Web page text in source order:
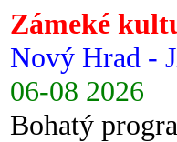
Zámeké
Nový Hrad -
06-08 2026
Bohatý